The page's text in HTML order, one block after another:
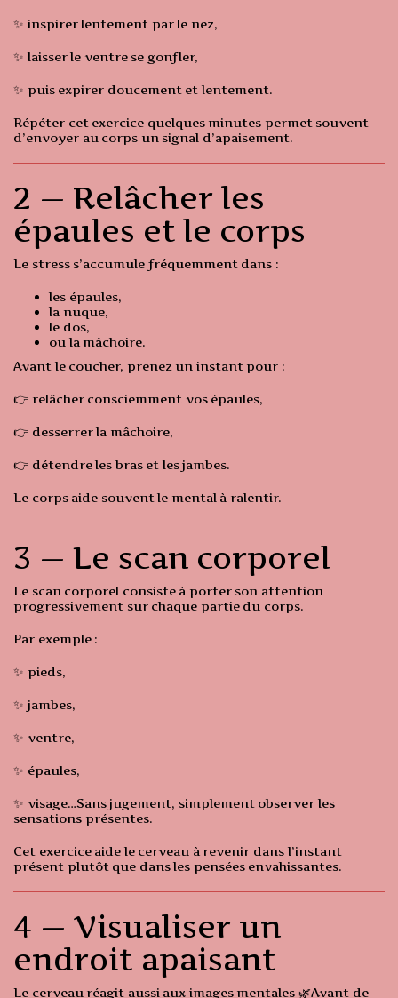
✨ inspirer lentement par le nez,
✨ laisser le ventre se gonfler,
✨ puis expirer doucement et lentement.
Répéter cet exercice quelques minutes permet souvent
d’envoyer au corps un signal d’apaisement.
2 — Relâcher les
épaules et le corps
Le stress s’accumule fréquemment dans :
les épaules,
la nuque,
le dos,
ou la mâchoire.
Avant le coucher, prenez un instant pour :
👉 relâcher consciemment vos épaules,
👉 desserrer la mâchoire,
👉 détendre les bras et les jambes.
Le corps aide souvent le mental à ralentir.
3 — Le scan corporel
Le scan corporel consiste à porter son attention
progressivement sur chaque partie du corps.
Par exemple :
✨ pieds,
✨ jambes,
✨ ventre,
✨ épaules,
✨ visage…Sans jugement, simplement observer les
sensations présentes.
Cet exercice aide le cerveau à revenir dans l’instant
présent plutôt que dans les pensées envahissantes.
4 — Visualiser un
endroit apaisant
Le cerveau réagit aussi aux images mentales 🌿Avant de